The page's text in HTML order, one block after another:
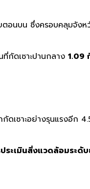
อนบน ซึ่งครอบคลุมจังห
กัดเซาะปานกลาง 1.09
เซาะอย่างรุนแรงอีก
ระเมินสิ่งแวดล้อมระดั